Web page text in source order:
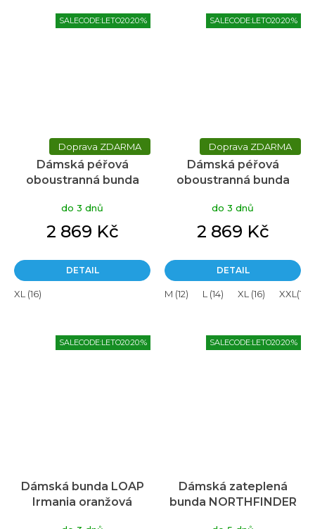
SALECODE:LETO20:20:%
ZDARMA
Dámská péřová
oboustranná bunda
Petrol/Soft grey
do 3 dnů
2 869 Kč
DETAIL
XL (16)
SALECODE:LETO20:20:%
ZDARMA
Dámská péřová
oboustranná bunda
ws
do 3 dnů
2 869 Kč
DETAIL
M (12) L (14) XL (16) XXL(18)
SALECODE:LETO20:20:%
Dámská bunda LOAP
Irmania oranžová
SALECODE:LETO20:20:%
Dámská zateplená
bunda NORTHFINDER